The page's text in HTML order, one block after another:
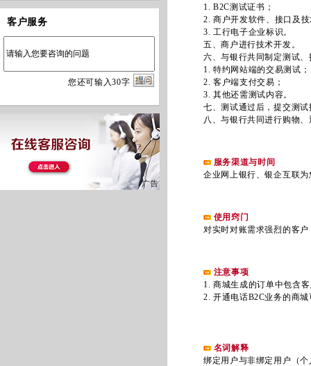
客户服务
您还可输入30字
1. B2C测试证书；
2. 商户开发软件、接口及技
3. 工行电子企业标识。
五、商户进行技术开发。
六、与银行共同制定测试、
1. 特约网站端的交易测试；
2. 客户端支付交易；
3. 其他还需测试内容。
七、测试通过后，提交测试
八、与银行共同进行购物、
服务渠道与时间
企业网上银行、银企互联为
使用窍门
对实时对账需求强烈的客户
注意事项
1. 商城生成的订单中包含客
2. 开通电话B2C业务的商城
名词解释
绑定用户与非绑定用户（个